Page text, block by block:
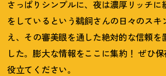
さっぱりシンプルに、夜は濃厚リッチに
をしているという鵜飼さんの日々のスキ
え、その審美眼を通した絶対的な信頼を
した。膨大な情報をここに集約 ！ ぜひ
役立てください。